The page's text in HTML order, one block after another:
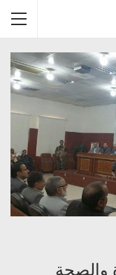
والصحة